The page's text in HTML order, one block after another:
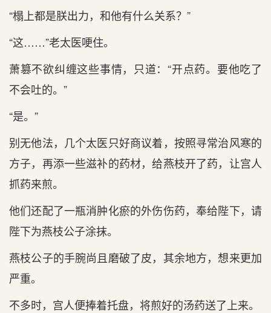
“榻上都是朕出力，和他有什么关系？”
“这……”老太医哽住。
萧篡不欲纠缠这些事情，只道：“开点药。要他吃了
不会吐的。”
“是。”
别无他法，几个太医只好商议着，按照寻常治风寒的
方子，再添一些滋补的药材，给燕枝开了药，让宫人
抓药来煎。
他们还配了一瓶消肿化瘀的外伤伤药，奉给陛下，请
陛下为燕枝公子涂抹。
燕枝公子的手腕尚且磨破了皮，其余地方，想来更加
严重。
不多时，宫人便捧着托盘，将煎好的汤药送了上来。